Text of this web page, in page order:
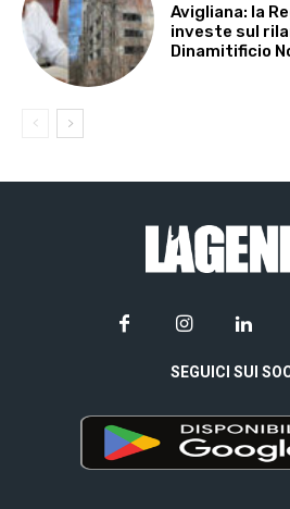
Avigliana: la
investe sul
Dinamitificio
SEGUICI SUI